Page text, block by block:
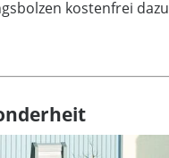
kostenfrei dazu